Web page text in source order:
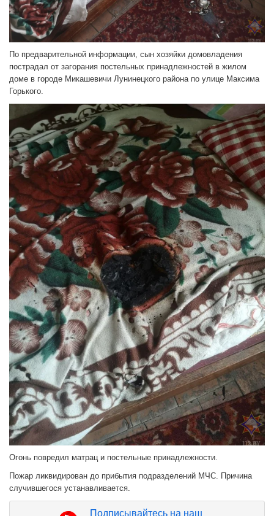
По предварительной информации, сын хозяйки домовладения
пострадал от загорания постельных принадлежностей в жилом
доме в городе Микашевичи Лунинецкого района по улице Максима
Горького.
Огонь повредил матрац и постельные принадлежности.
Пожар ликвидирован до прибытия подразделений МЧС. Причина
случившегося устанавливается.
Подписывайтесь на наш